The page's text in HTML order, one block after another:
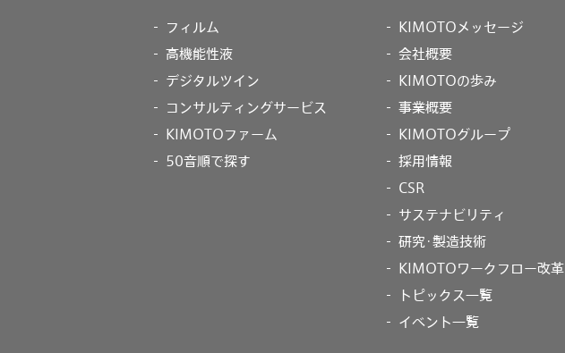
フィルム
高機能性液
デジタルツイン
コンサルティングサービス
KIMOTOファーム
50音順で探す
KIMOTOメッセージ
会社概要
KIMOTOの歩み
事業概要
KIMOTOグループ
採用情報
CSR
サステナビリティ
研究･製造技術
KIMOTOワークフロー改革
トピックス一覧
イベント一覧